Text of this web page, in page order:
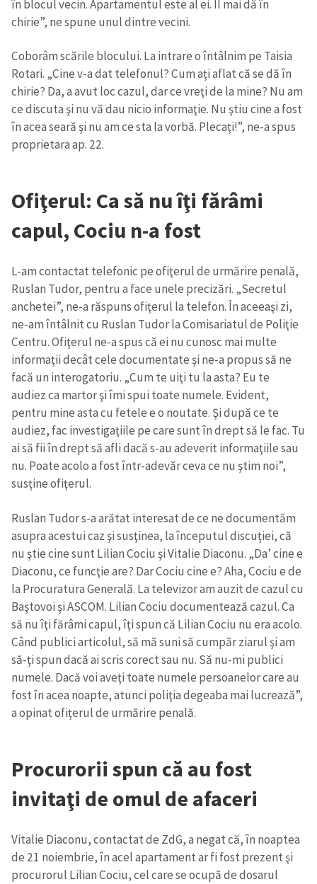
Trimite o informație
Despre ZdG
in English
на русском
în blocul vecin. Apartamentul este al ei. Îl mai dă în
chirie”, ne spune unul dintre vecini.
Coborâm scările blocului. La intrare o întâlnim pe Taisia
Rotari. „Cine v-a dat telefonul? Cum aţi aflat că se dă în
chirie? Da, a avut loc cazul, dar ce vreţi de la mine? Nu am
ce discuta şi nu vă dau nicio informaţie. Nu ştiu cine a fost
în acea seară şi nu am ce sta la vorbă. Plecaţi!”, ne-a spus
proprietara ap. 22.
Ofiţerul: Ca să nu îţi fărâmi
capul, Cociu n-a fost
L-am contactat telefonic pe ofiţerul de urmărire penală,
Ruslan Tudor, pentru a face unele precizări. „Secretul
anchetei”, ne-a răspuns ofiţerul la telefon. În aceeaşi zi,
ne-am întâlnit cu Ruslan Tudor la Comisariatul de Poliţie
Centru. Ofiţerul ne-a spus că ei nu cunosc mai multe
informaţii decât cele documentate şi ne-a propus să ne
facă un interogatoriu. „Cum te uiţi tu la asta? Eu te
audiez ca martor şi îmi spui toate numele. Evident,
pentru mine asta cu fetele e o noutate. Şi după ce te
audiez, fac investigaţiile pe care sunt în drept să le fac. Tu
ai să fii în drept să afli dacă s-au adeverit informaţiile sau
nu. Poate acolo a fost într-adevăr ceva ce nu ştim noi”,
susţine ofiţerul.
Ruslan Tudor s-a arătat interesat de ce ne documentăm
asupra acestui caz şi susţinea, la începutul discuţiei, că
nu ştie cine sunt Lilian Cociu şi Vitalie Diaconu. „Da’ cine e
Diaconu, ce funcţie are? Dar Cociu cine e? Aha, Cociu e de
la Procuratura Generală. La televizor am auzit de cazul cu
Baştovoi şi ASCOM. Lilian Cociu documentează cazul. Ca
să nu îţi fărâmi capul, îţi spun că Lilian Cociu nu era acolo.
Când publici articolul, să mă suni să cumpăr ziarul şi am
să-ţi spun dacă ai scris corect sau nu. Să nu-mi publici
numele. Dacă voi aveţi toate numele persoanelor care au
fost în acea noapte, atunci poliţia degeaba mai lucrează”,
a opinat ofiţerul de urmărire penală.
Procurorii spun că au fost
invitaţi de omul de afaceri
Vitalie Diaconu, contactat de ZdG, a negat că, în noaptea
de 21 noiembrie, în acel apartament ar fi fost prezent şi
procurorul Lilian Cociu, cel care se ocupă de dosarul